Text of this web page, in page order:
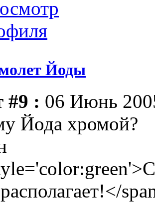
Йоды
#9 : 06 Июнь
Йода хромой?